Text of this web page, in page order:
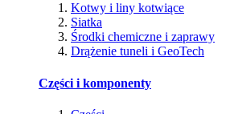
Kotwy i liny kotwiące
Siatka
Środki chemiczne i zaprawy
Drążenie tuneli i GeoTech
Części i komponenty